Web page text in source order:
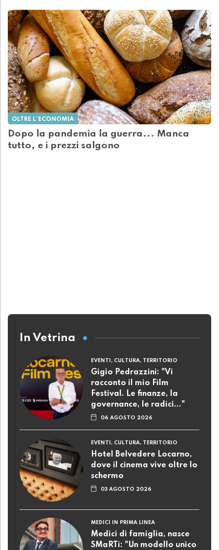
OLTRE L'ECONOMIA
Dopo la pandemia la guerra... Manca
tutto, e i prezzi salgono
In Vetrina
EVENTI, CULTURA, TERRITORIO
Gigio Pedrazzini: "Vi
racconto il mio Film
Festival. Le finanze, la
governance, le radici..."
06 AGOSTO 2026
EVENTI, CULTURA, TERRITORIO
Hotel Belvedere Locarno,
dove il cinema vive oltre lo
schermo
03 AGOSTO 2026
MEDICI IN PRIMA LINEA
Medici di famiglia, nasce
SMaRTi: "Un modello unico